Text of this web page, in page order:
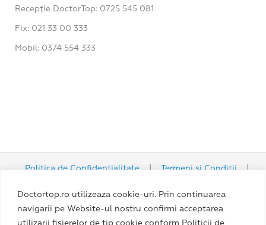
Doctortop.ro utilizeaza cookie-uri. Prin continuarea
navigarii pe Website-ul nostru confirmi acceptarea
utilizarii fisierelor de tip cookie conform Politicii de
Recepție DoctorTop: 0725 545 081
Fix: 021 33 00 333
Mobil: 0374 554 333
Politica de Confidențialitate | Termeni și Condiții
|